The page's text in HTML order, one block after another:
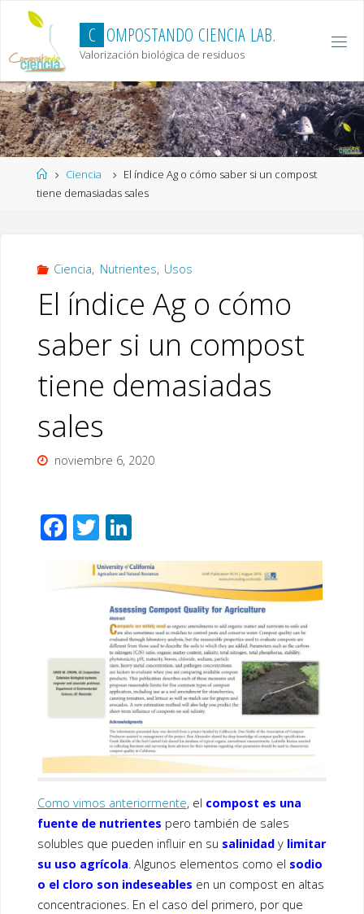
content
C OMPOSTANDO CIENCIA LAB.
Valorización biológica de residuos
HomeCiencia
El índice Ag o cómo saber si un compost
tiene demasiadas sales
Ciencia, Nutrientes, Usos
El índice Ag o cómo
saber si un compost
tiene demasiadas
sales
noviembre 6, 2020
F
e
o
k
T
wi
tt
er
Li
n
k
e
dI
n
Como vimos anteriormente, el compost es una
fuente de nutrientes pero también de sales
solubles que pueden influir en su salinidadylimitar
su uso agrícola. Algunos elementos como el sodio
o el cloro son indeseables en un compost en altas
concentraciones. En el caso del primero, por que